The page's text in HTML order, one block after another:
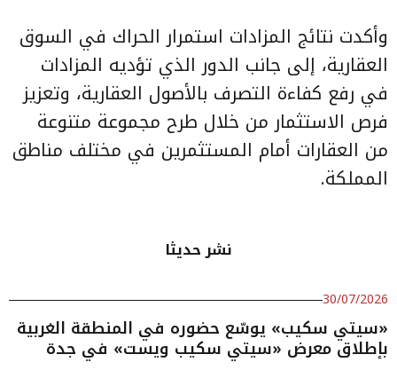
وأكدت نتائج المزادات استمرار الحراك في السوق
العقارية، إلى جانب الدور الذي تؤديه المزادات
في رفع كفاءة التصرف بالأصول العقارية، وتعزيز
فرص الاستثمار من خلال طرح مجموعة متنوعة
من العقارات أمام المستثمرين في مختلف مناطق
المملكة.
نشر حديثا
30/07/2026
«سيتي سكيب» يوسّع حضوره في المنطقة الغربية
بإطلاق معرض «سيتي سكيب ويست» في جدة